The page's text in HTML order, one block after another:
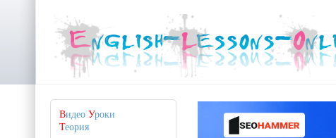
Видео Уроки
Теория